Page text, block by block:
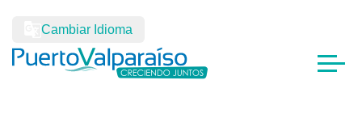
Cambiar Idioma